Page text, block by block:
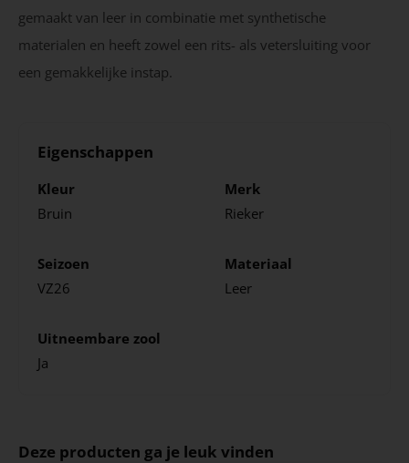
gemaakt van leer in combinatie met synthetische
materialen en heeft zowel een rits- als vetersluiting voor
een gemakkelijke instap.
Eigenschappen
Kleur
Bruin
Merk
Rieker
Seizoen
VZ26
Materiaal
Leer
Uitneembare zool
Ja
Deze producten ga je leuk vinden